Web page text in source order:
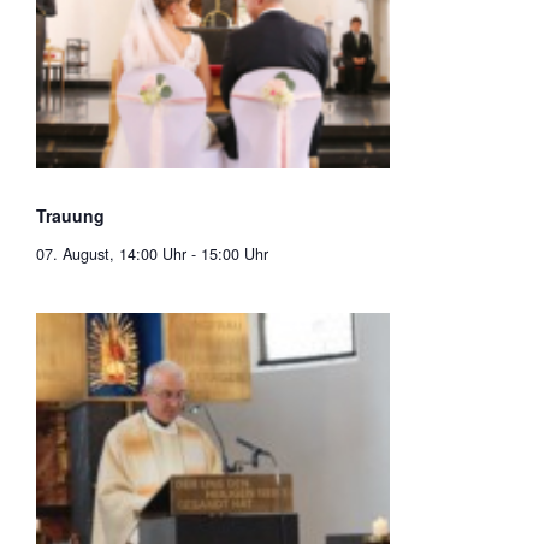
Trauung
07. August, 14:00 Uhr - 15:00 Uhr